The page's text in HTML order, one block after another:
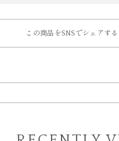
この商品をSNSでシェアする